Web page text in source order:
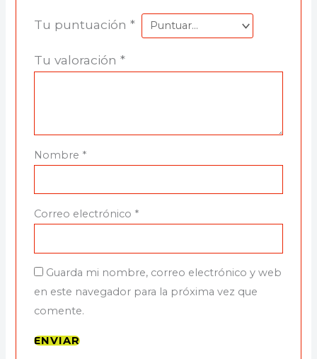
Tu puntuación *
Tu valoración *
Nombre *
Correo electrónico *
Guarda mi nombre, correo electrónico y web
en este navegador para la próxima vez que
comente.